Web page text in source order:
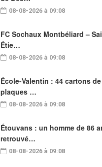
08-08-2026 à 09:08
FC Sochaux Montbéliard –
Étie…
08-08-2026 à 09:08
École-Valentin : 44 cartons de
plaques …
08-08-2026 à 09:08
Étouvans : un homme de 86
retrouvé…
08-08-2026 à 09:08